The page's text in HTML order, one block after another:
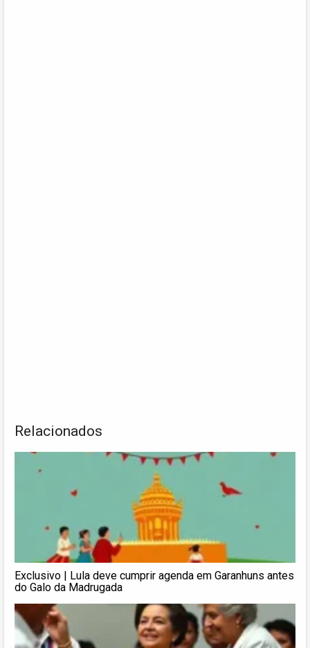
Relacionados
Exclusivo | Lula deve cumprir agenda em Garanhuns antes
do Galo da Madrugada